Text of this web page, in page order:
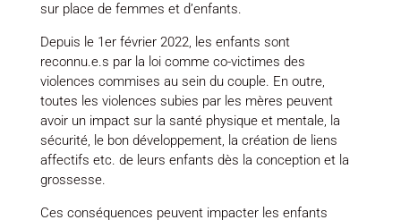
sur place de femmes et d’enfants.
Depuis le 1er février 2022, les enfants sont
reconnu.e.s par la loi comme co-victimes des
violences commises au sein du couple. En outre,
toutes les violences subies par les mères peuvent
avoir un impact sur la santé physique et mentale, la
sécurité, le bon développement, la création de liens
affectifs etc. de leurs enfants dès la conception et la
grossesse.
Ces conséquences peuvent impacter les enfants